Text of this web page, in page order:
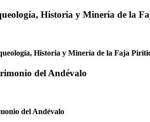
Historia y Minería de la
Historia y Minería de la Faja
del Andévalo
del Andévalo